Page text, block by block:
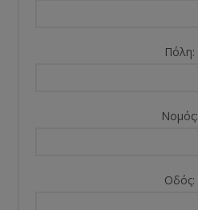
Πόλη:
Νομός:
Οδός: